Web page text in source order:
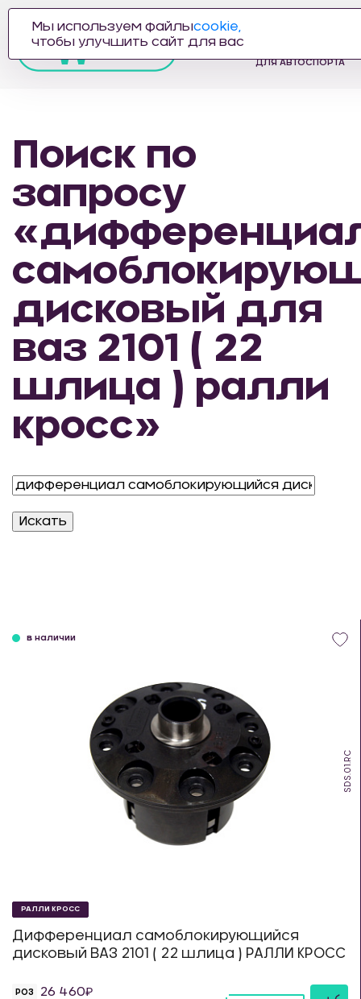
ДЛЯ АВТОСПОРТА
Поиск по
запросу
дисковый для
ваз 2101 ( 22
шлица ) ралли
кросс»
SDS.01.RC
в наличии
РАЛЛИ КРОСС
Дифференциал самоблокирующийся
дисковый ВАЗ 2101 ( 22 шлица ) РАЛЛИ КРОСС
РОЗ 26 460
Мы используем файлыcookie,
чтобы улучшить сайт для вас